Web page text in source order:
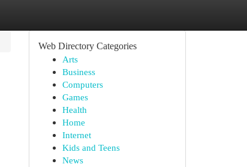
Web Directory Categories
Arts
Business
Computers
Games
Health
Home
Internet
Kids and Teens
News